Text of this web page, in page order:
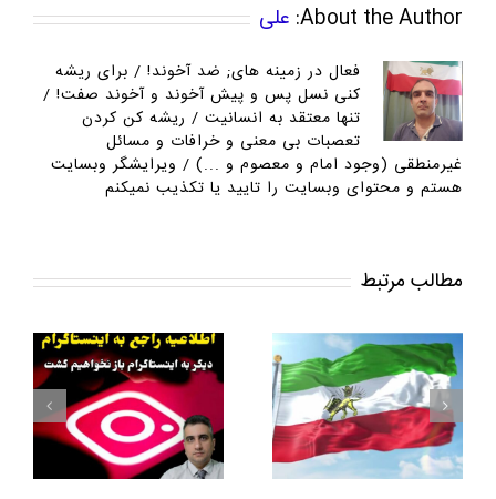
About the Author: علی
فعال در زمینه های; ضد آخوند! / برای ریشه
کنی نسل پس و پیش آخوند و آخوند صفت! /
تنها معتقد به انسانیت / ریشه کن کردن
تعصبات بی معنی و خرافات و مسائل
غیرمنطقی (وجود امام و معصوم و ...) / ویرایشگر وبسایت
هستم و محتوای وبسایت را تایید یا تکذیب نمیکنم
مطالب مرتبط
برنامه صد و چهل و پنج
ملی گرایان مردم گرا از
شبکه ماهواره ای یورتایم
برنامه صد و چهل و سه
ملی گرایان مردم گرا از
شبکه ماهواره ای یورتایم